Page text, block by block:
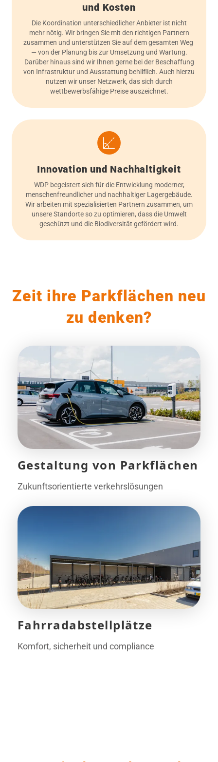
und Kosten
Die Koordination unterschiedlicher Anbieter ist nicht
mehr nötig. Wir bringen Sie mit den richtigen Partnern
zusammen und unterstützen Sie auf dem gesamten Weg
— von der Planung bis zur Umsetzung und Wartung.
Darüber hinaus sind wir Ihnen gerne bei der Beschaffung
von Infrastruktur und Ausstattung behilflich. Auch hierzu
nutzen wir unser Netzwerk, das sich durch
wettbewerbsfähige Preise auszeichnet.
Innovation und Nachhaltigkeit
WDP begeistert sich für die Entwicklung moderner,
menschenfreundlicher und nachhaltiger Lagergebäude.
Wir arbeiten mit spezialisierten Partnern zusammen, um
unsere Standorte so zu optimieren, dass die Umwelt
geschützt und die Biodiversität gefördert wird.
Zeit ihre Parkflächen neu
zu denken?
Gestaltung von Parkflächen
Zukunftsorientierte verkehrslösungen
Fahrradabstellplätze
Komfort, sicherheit und compliance